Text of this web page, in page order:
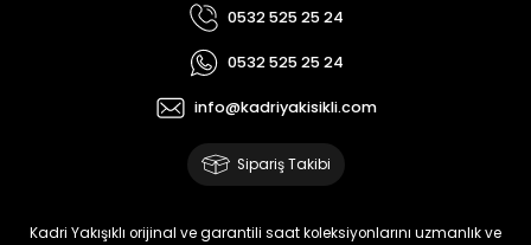
0532 525 25 24
0532 525 25 24
info@kadriyakisikli.com
Sipariş Takibi
Kadri Yakışıklı orijinal ve garantili saat koleksiyonlarını uzmanlık ve